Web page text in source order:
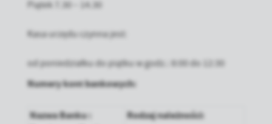
Piątek 7.30 – 14.30
Kasa urzędu czynna jest:
od poniedziałku do piątku w godz.: 8:00 do 12:30
Numery kont bankowych:
Nazwa Banku :
Rodzaj należności: